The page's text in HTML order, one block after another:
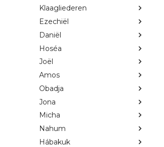
Klaagliederen
Ezechiël
Daniël
Hoséa
Joël
Amos
Obadja
Jona
Micha
Nahum
Hábakuk